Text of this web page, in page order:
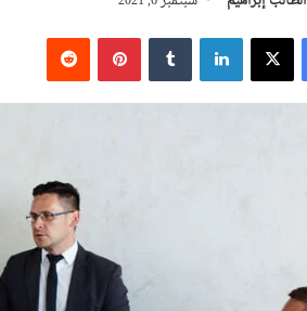
فيسبوك ‫X لينكدإن بينتيريست